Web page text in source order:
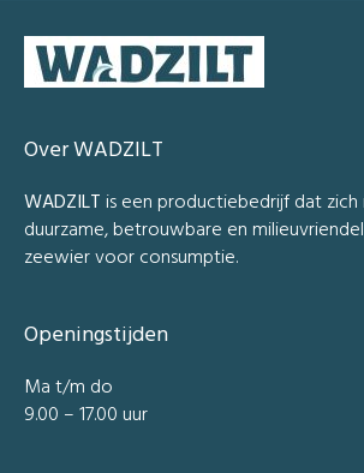
Over WADZILT
WADZILTis een productiebedrijf dat
duurzame, betrouwbare en
zeewier voor consumptie.
Openingstijden
Ma t/m do
9.00 – 17.00 uur